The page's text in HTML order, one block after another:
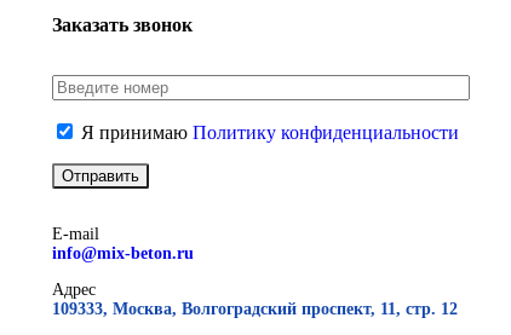
Заказать звонок
Я принимаю Политику конфиденциальности
E-mail
info@mix-beton.ru
Адрес
109333, Москва, Волгоградский проспект, 11, стр. 12